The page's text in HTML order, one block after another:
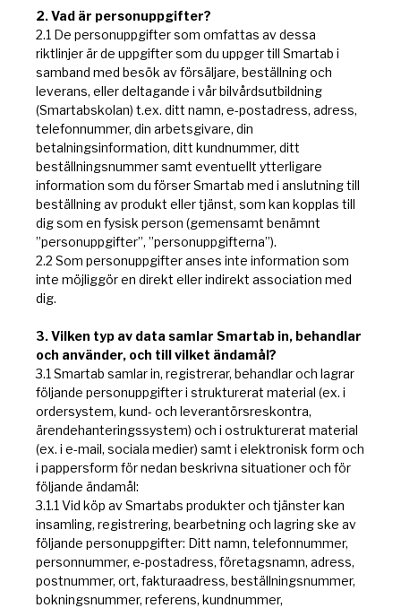
2. Vad är personuppgifter?
2.1 De personuppgifter som omfattas av dessa
riktlinjer är de uppgifter som du uppger till Smartab i
samband med besök av försäljare, beställning och
leverans, eller deltagande i vår bilvårdsutbildning
(Smartabskolan) t.ex. ditt namn, e-postadress, adress,
telefonnummer, din arbetsgivare, din
betalningsinformation, ditt kundnummer, ditt
beställningsnummer samt eventuellt ytterligare
information som du förser Smartab med i anslutning till
beställning av produkt eller tjänst, som kan kopplas till
dig som en fysisk person (gemensamt benämnt
”personuppgifter”, ”personuppgifterna”).
2.2 Som personuppgifter anses inte information som
inte möjliggör en direkt eller indirekt association med
dig.
3. Vilken typ av data samlar Smartab in, behandlar
och använder, och till vilket ändamål?
3.1 Smartab samlar in, registrerar, behandlar och lagrar
följande personuppgifter i strukturerat material (ex. i
ordersystem, kund- och leverantörsreskontra,
ärendehanteringssystem) och i ostrukturerat material
(ex. i e-mail, sociala medier) samt i elektronisk form och
i pappersform för nedan beskrivna situationer och för
följande ändamål:
3.1.1 Vid köp av Smartabs produkter och tjänster kan
insamling, registrering, bearbetning och lagring ske av
följande personuppgifter: Ditt namn, telefonnummer,
personnummer, e-postadress, företagsnamn, adress,
postnummer, ort, fakturaadress, beställningsnummer,
bokningsnummer, referens, kundnummer,